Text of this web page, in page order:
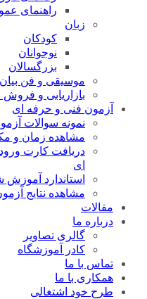
راهنمای
زبان
کودکان
نوجوانان
بزرگسالان
موسیقی و فن بیان
بازاریابی و
آزمون فنی و حرفه ای
نمونه سوالات
مشاهده زمان و
دریافت کارت
ای
استاندارد
مشاهده نتایج
مقالات
درباره ما
گالری تصاویر
کادر آموزشگاه
تماس با ما
همکاری با ما
طرح خود اشتغالی